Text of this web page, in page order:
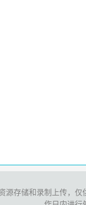
存储和录制上传，